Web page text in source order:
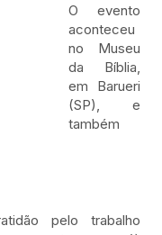
O evento
aconteceu
no Museu
da Bíblia,
em Barueri
(SP), e
também
pelo trabalho